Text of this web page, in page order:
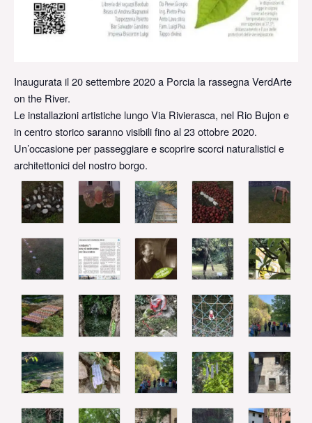
Inaugurata il 20 settembre 2020 a Porcia la rassegna VerdArte
on the River.
Le installazioni artistiche lungo Via Rivierasca, nel Rio Bujon e
in centro storico saranno visibili fino al 23 ottobre 2020.
Un’occasione per passeggiare e scoprire scorci naturalistici e
architettonici del nostro borgo.